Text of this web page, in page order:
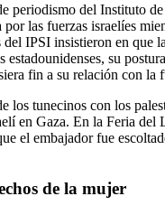
periodismo del Instituto
por las fuerzas israelíes
del IPSI insistieron en que
su
fin a su relación con la
los tunecinos con los
en Gaza. En la Feria del
el embajador fue
de la mujer